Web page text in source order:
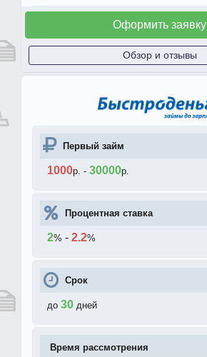
Оформить заявку
Обзор и отзывы
Первый займ
1000р. - 30000р.
Процентная ставка
2% - 2.2%
Срок
до 30 дней
Время рассмотрения